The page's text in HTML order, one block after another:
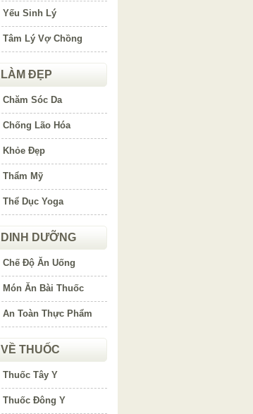
Yếu Sinh Lý
Tâm Lý Vợ Chồng
LÀM ĐẸP
Chăm Sóc Da
Chống Lão Hóa
Khỏe Đẹp
Thẩm Mỹ
Thể Dục Yoga
DINH DƯỠNG
Chế Độ Ăn Uống
Món Ăn Bài Thuốc
An Toàn Thực Phẩm
VỀ THUỐC
Thuốc Tây Y
Thuốc Đông Y